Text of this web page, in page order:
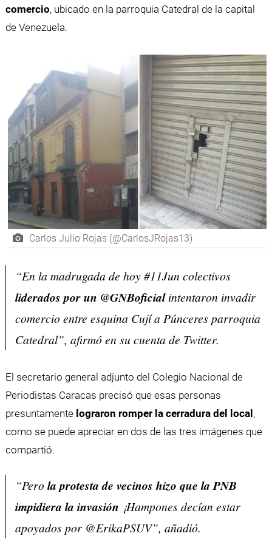
comercio, ubicado en la parroquia Catedral de la capital
de Venezuela.
Carlos Julio Rojas (@CarlosJRojas13)
“En la madrugada de hoy #11Jun colectivos
liderados por un @GNBoficialintentaron invadir
comercio entre esquina Cují a Púnceres parroquia
Catedral”, afirmó en su cuenta de Twitter.
El secretario general adjunto del Colegio Nacional de
Periodistas Caracas precisó que esas personas
presuntamentelograron romper la cerradura del local ,
como se puede apreciar en dos de las tres imágenes que
compartió.
“Pero la protesta de vecinos hizo que la PNB
impidiera la invasión ¡Hampones decían estar
apoyados por @ErikaPSUV”, añadió.